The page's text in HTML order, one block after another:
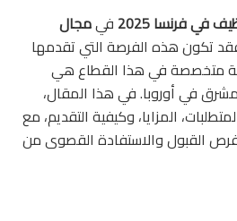
في فرنسا 2025 فيمجال
تكون هذه الفرصة التي تقدمها
متخصصة في هذا القطاع هي
في أوروبا. في هذا المقال،
المزايا، وكيفية التقديم، مع
القبول والاستفادة القصوى من